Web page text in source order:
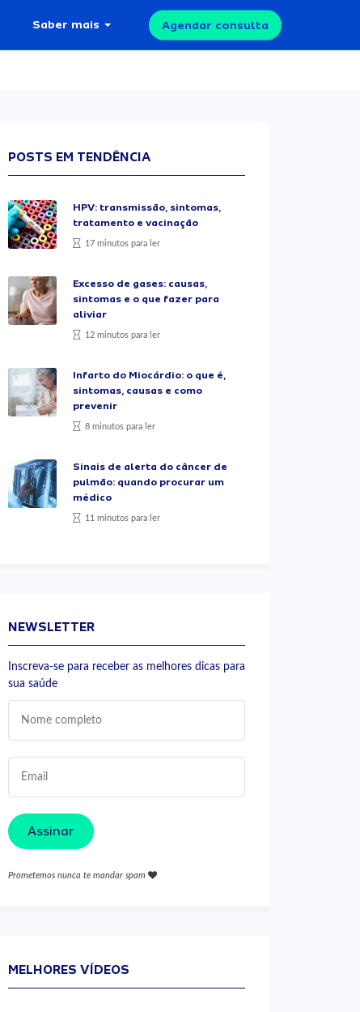
Saber mais Agendar consulta
POSTS EM TENDÊNCIA
HPV: transmissão, sintomas,
tratamento e vacinação
17 minutos para ler
Excesso de gases: causas,
sintomas e o que fazer para
aliviar
12 minutos para ler
Infarto do Miocárdio: o que é,
sintomas, causas e como
prevenir
8 minutos para ler
Sinais de alerta do câncer de
pulmão: quando procurar um
médico
11 minutos para ler
NEWSLETTER
Inscreva-se para receber as melhores dicas para
sua saúde
Assinar
Prometemos nunca te mandar spam
MELHORES VÍDEOS